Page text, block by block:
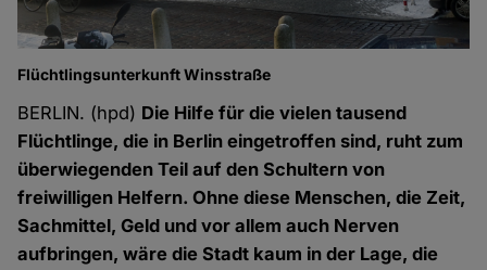
Flüchtlingsunterkunft Winsstraße
BERLIN. (hpd) Die Hilfe für die vielen tausend
Flüchtlinge, die in Berlin eingetroffen sind, ruht zum
überwiegenden Teil auf den Schultern von
freiwilligen Helfern. Ohne diese Menschen, die Zeit,
Sachmittel, Geld und vor allem auch Nerven
aufbringen, wäre die Stadt kaum in der Lage, die